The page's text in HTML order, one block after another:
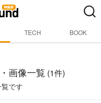
TECH BOOK
画像一覧 (1件)
です